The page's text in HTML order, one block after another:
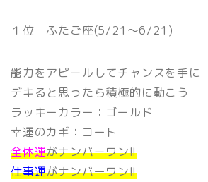
１位 ふたご座(5/21〜6/21)
能力をアピールしてチャンスを手に
デキると思ったら積極的に動こう
ラッキーカラー：ゴールド
幸運のカギ：コート
全体運がナンバーワン!!
仕事運がナンバーワン!!